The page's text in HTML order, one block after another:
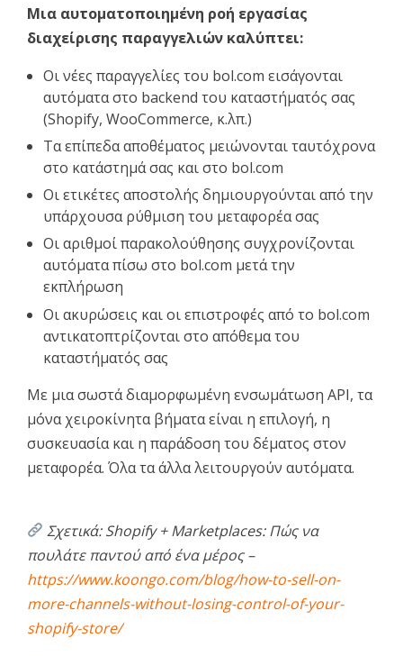
Μια αυτοματοποιημένη ροή εργασίας
διαχείρισης παραγγελιών καλύπτει:
Οι νέες παραγγελίες του bol.com εισάγονται
αυτόματα στο backend του καταστήματός σας
(Shopify, WooCommerce, κ.λπ.)
Τα επίπεδα αποθέματος μειώνονται ταυτόχρονα
στο κατάστημά σας και στο bol.com
Οι ετικέτες αποστολής δημιουργούνται από την
υπάρχουσα ρύθμιση του μεταφορέα σας
Οι αριθμοί παρακολούθησης συγχρονίζονται
αυτόματα πίσω στο bol.com μετά την
εκπλήρωση
Οι ακυρώσεις και οι επιστροφές από το bol.com
αντικατοπτρίζονται στο απόθεμα του
καταστήματός σας
Με μια σωστά διαμορφωμένη ενσωμάτωση API, τα
μόνα χειροκίνητα βήματα είναι η επιλογή, η
συσκευασία και η παράδοση του δέματος στον
μεταφορέα. Όλα τα άλλα λειτουργούν αυτόματα.
Σχετικά: Shopify + Marketplaces: Πώς να
πουλάτε παντού από ένα μέρος –
https://www.koongo.com/blog/how-to-sell-on-
more-channels-without-losing-control-of-your-
shopify-store/